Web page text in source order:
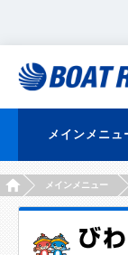
メインメニュ
HOMEメインメニュー